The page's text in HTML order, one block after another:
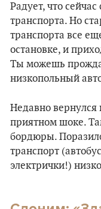
Радует, что
транспорта. Но
транспорта все
остановке, и
Ты можешь
низкопольный
Недавно вернулся
приятном шоке.
бордюры.
транспорт
электрички!)